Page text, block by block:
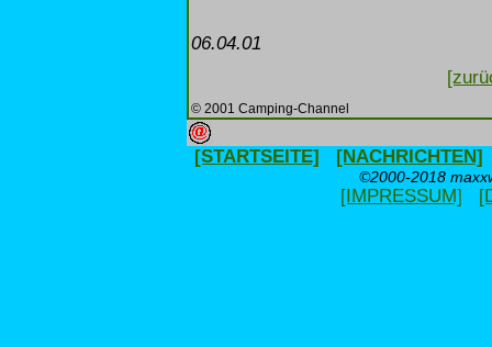
06.04.01
© 2001 Camping-Channel
[STARTSEITE] [NACHRICHTEN]
©2000-2018
[IMPRESSUM]